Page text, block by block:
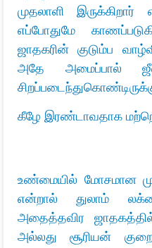
முதலாளி
எப்போதுமே
ஜாதகரின் குடும்ப
அதே அமைப்பால்
கீழே இரண்டாவதாக
உண்மையில் மோசமான
என்றால் துலாம்
அதைத்தவிர
அல்லது சூரியன்